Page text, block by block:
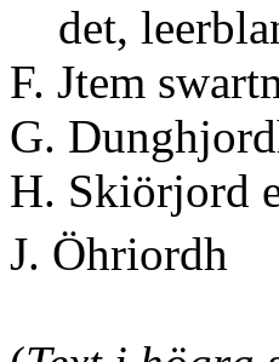
det,
F. Jtem
G.
H.
J.